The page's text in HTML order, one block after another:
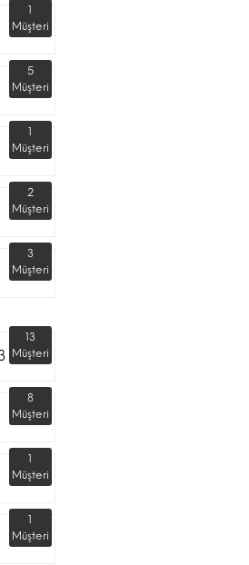
1
Müşteri
5
Müşteri
1
Müşteri
2
Müşteri
3
Müşteri
13
Müşteri
8
Müşteri
1
Müşteri
1
Müşteri